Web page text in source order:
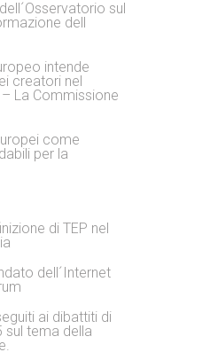
sul
dell
intende
creatori nel
La Commissione
come
per la
di TEP nel
dell´Internet
ai dibattiti di
sul tema della